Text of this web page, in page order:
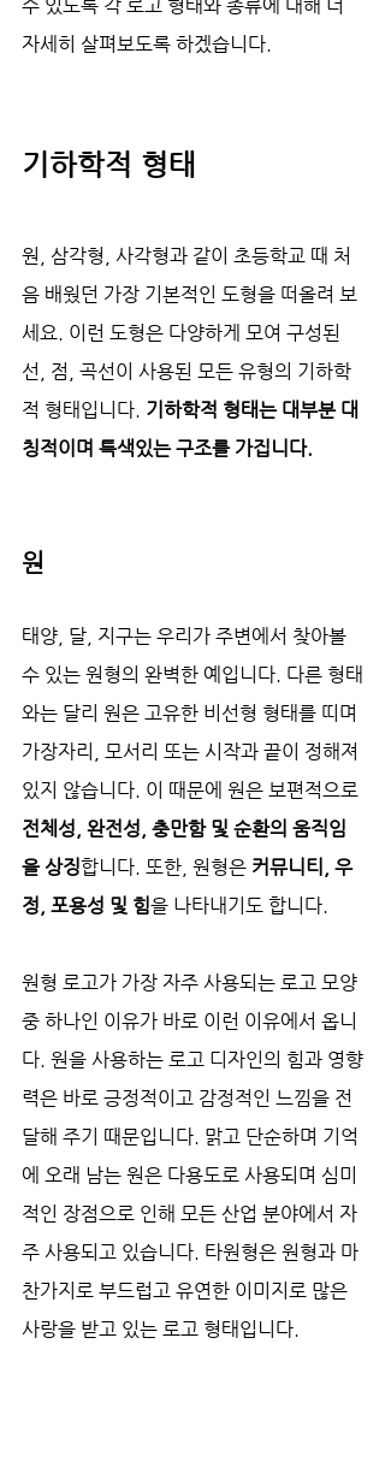
수 있도록 각 로고 형태와 종류에 대해 더
자세히 살펴보도록 하겠습니다.
기하학적 형태
원, 삼각형, 사각형과 같이 초등학교 때 처
음 배웠던 가장 기본적인 도형을 떠올려 보
세요. 이런 도형은 다양하게 모여 구성된
선, 점, 곡선이 사용된 모든 유형의 기하학
적 형태입니다. 기하학적 형태는 대부분 대
칭적이며 특색있는 구조를 가집니다.
원
태양, 달, 지구는 우리가 주변에서 찾아볼
수 있는 원형의 완벽한 예입니다. 다른 형태
와는 달리 원은 고유한 비선형 형태를 띠며
가장자리, 모서리 또는 시작과 끝이 정해져
있지 않습니다. 이 때문에 원은 보편적으로
전체성, 완전성, 충만함 및 순환의 움직임
을 상징합니다. 또한, 원형은 커뮤니티, 우
정, 포용성 및 힘을 나타내기도 합니다.
원형 로고가 가장 자주 사용되는 로고 모양
중 하나인 이유가 바로 이런 이유에서 옵니
다. 원을 사용하는 로고 디자인의 힘과 영향
력은 바로 긍정적이고 감정적인 느낌을 전
달해 주기 때문입니다. 맑고 단순하며 기억
에 오래 남는 원은 다용도로 사용되며 심미
적인 장점으로 인해 모든 산업 분야에서 자
주 사용되고 있습니다. 타원형은 원형과 마
찬가지로 부드럽고 유연한 이미지로 많은
사랑을 받고 있는 로고 형태입니다.